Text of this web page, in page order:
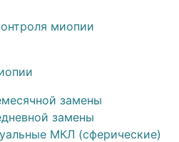
миопии
замены
замены
МКЛ (сферические)